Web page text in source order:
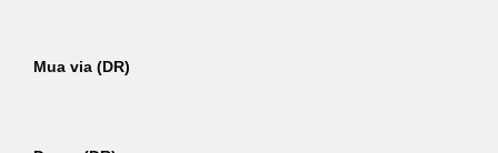
Mua via (DR)